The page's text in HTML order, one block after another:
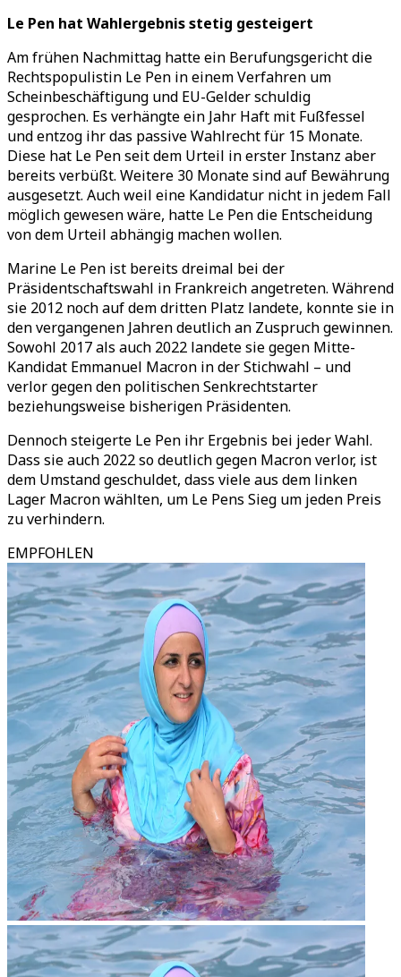
Le Pen hat Wahlergebnis stetig gesteigert
Am frühen Nachmittag hatte ein Berufungsgericht die
Rechtspopulistin Le Pen in einem Verfahren um
Scheinbeschäftigung und EU-Gelder schuldig
gesprochen. Es verhängte ein Jahr Haft mit Fußfessel
und entzog ihr das passive Wahlrecht für 15 Monate.
Diese hat Le Pen seit dem Urteil in erster Instanz aber
bereits verbüßt. Weitere 30 Monate sind auf Bewährung
ausgesetzt. Auch weil eine Kandidatur nicht in jedem Fall
möglich gewesen wäre, hatte Le Pen die Entscheidung
von dem Urteil abhängig machen wollen.
Marine Le Pen ist bereits dreimal bei der
Präsidentschaftswahl in Frankreich angetreten. Während
sie 2012 noch auf dem dritten Platz landete, konnte sie in
den vergangenen Jahren deutlich an Zuspruch gewinnen.
Sowohl 2017 als auch 2022 landete sie gegen Mitte-
Kandidat Emmanuel Macron in der Stichwahl – und
verlor gegen den politischen Senkrechtstarter
beziehungsweise bisherigen Präsidenten.
Dennoch steigerte Le Pen ihr Ergebnis bei jeder Wahl.
Dass sie auch 2022 so deutlich gegen Macron verlor, ist
dem Umstand geschuldet, dass viele aus dem linken
Lager Macron wählten, um Le Pens Sieg um jeden Preis
zu verhindern.
EMPFOHLEN